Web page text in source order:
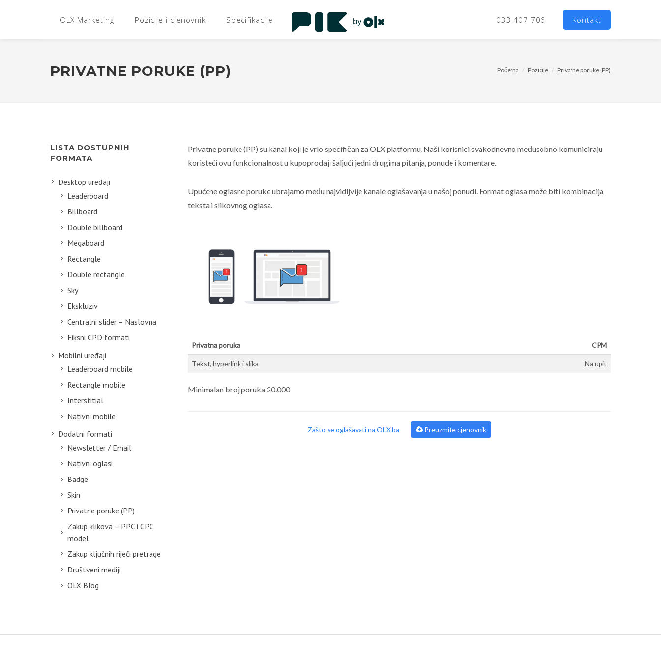
OLX Marketing Pozicije i cjenovnik Specifikacije 033 407 706 Kontakt
PRIVATNE PORUKE (PP) Početna Pozicije Privatne poruke (PP)
LISTA DOSTUPNIH
FORMATA
Desktop uređaji
Leaderboard
Billboard
Double billboard
Megaboard
Rectangle
Double rectangle
Sky
Ekskluziv
Centralni slider – Naslovna
Fiksni CPD formati
Mobilni uređaji
Leaderboard mobile
Rectangle mobile
Interstitial
Nativni mobile
Dodatni formati
Newsletter / Email
Nativni oglasi
Badge
Skin
Privatne poruke (PP)
Zakup klikova – PPC i CPC
model
Zakup ključnih riječi pretrage
Društveni mediji
OLX Blog
Privatne poruke (PP) su kanal koji je vrlo specifičan za OLX platformu. Naši korisnici svakodnevno međusobno komuniciraju
koristeći ovu funkcionalnost u kupoprodaji šaljući jedni drugima pitanja, ponude i komentare.
Upućene oglasne poruke ubrajamo među najvidljvije kanale oglašavanja u našoj ponudi. Format oglasa može biti kombinacija
teksta i slikovnog oglasa.
Privatna poruka CPM
Tekst, hyperlink i slika Na upit
Minimalan broj poruka 20.000
Zašto se oglašavati na OLX.ba Preuzmite cjenovnik